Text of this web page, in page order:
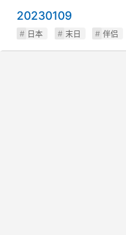
20230109
日本 末日 伴侣